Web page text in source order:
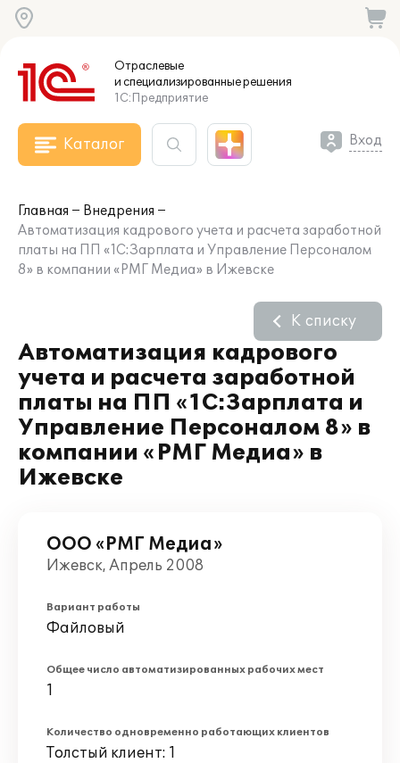
Отраслевые
и специализированныерешения
1С:Предприятие
Каталог Вход
Главная
Внедрения
Автоматизация кадрового учета и расчета заработной
платы на ПП «1С:Зарплата и Управление Персоналом
8» в компании «РМГ Медиа» в Ижевске
Автоматизация кадрового
учета и расчета заработной
платы на ПП «1С:Зарплата и
Управление Персоналом 8» в
компании «РМГ Медиа» в
Ижевске
К списку
ООО «РМГ Медиа»
Ижевск, Апрель 2008
Вариант работы
Файловый
Общее число автоматизированных рабочих мест
1
Количество одновременно работающих клиентов
Толстый клиент: 1